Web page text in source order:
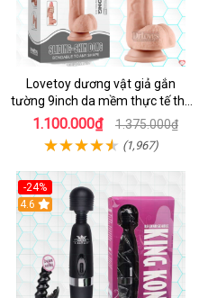
Lovetoy dương vật giả gắn
tường 9inch da mềm thực tế thú
vị
1.100.000₫ 1.375.000₫
(1,967)
-24%
4.6